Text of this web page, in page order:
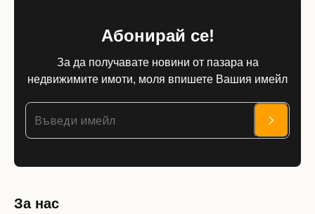
Абонирай се!
За да получавате новини от пазара на
недвижимите имоти, моля впишете Вашия имейл
За нас